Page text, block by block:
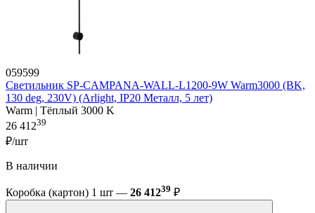
059599
Светильник SP-CAMPANA-WALL-L1200-9W Warm3000 (BK,
130 deg, 230V) (Arlight, IP20 Металл, 5 лет)
Warm | Тёплый 3000 K
26 41239
₽/шт
В наличии
Коробка (картон) 1 шт — 26 41239 ₽